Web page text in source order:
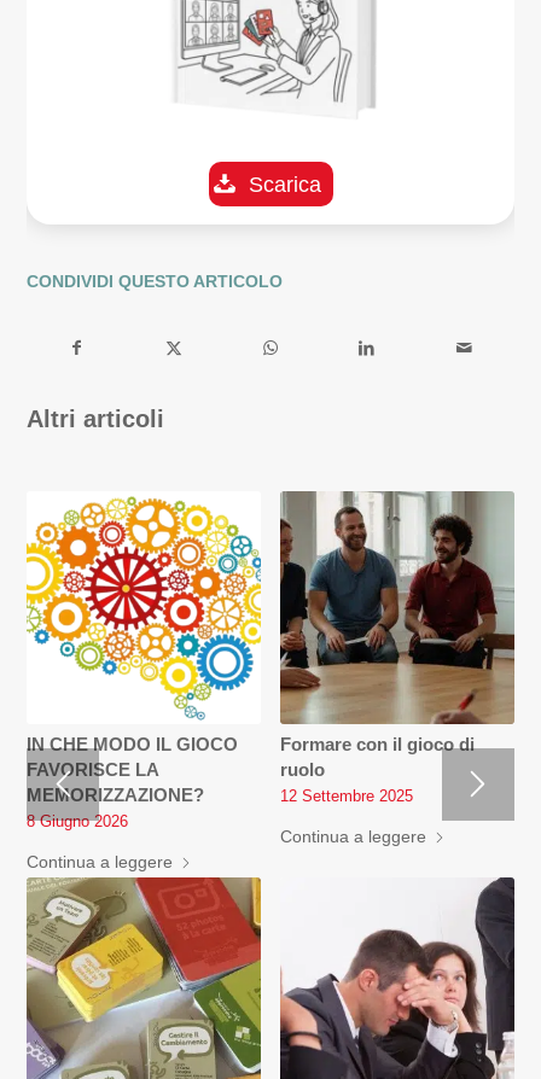
Scarica
CONDIVIDI QUESTO ARTICOLO
Altri articoli
IN CHE MODO IL GIOCO
FAVORISCE LA
MEMORIZZAZIONE?
8 Giugno 2026
Continua a leggere
Formare con il gioco di
ruolo
12 Settembre 2025
Continua a leggere